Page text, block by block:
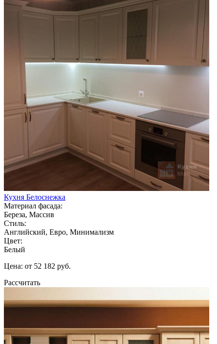
Кухня Белоснежка
Материал фасада:
Береза, Массив
Стиль:
Английский, Евро, Минимализм
Цвет:
Белый
Цена: от 52 182 руб.
Рассчитать